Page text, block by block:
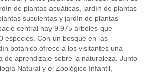
de plantas acuáticas, jardín de plantas
suculentas y jardín de plantas
central hay 9.975 árboles que
especies. Con un bosque en las
botánico ofrece a los visitantes una
de aprendizaje sobre la naturaleza. Junto
Natural y el Zoológico Infantil,